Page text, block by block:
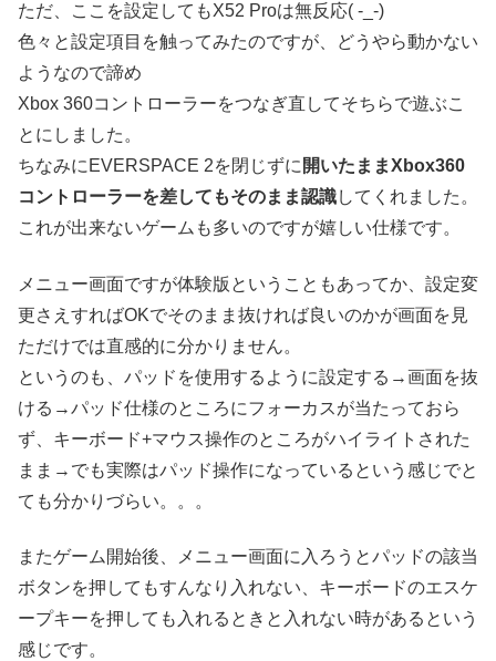
ただ、ここを設定してもX52 Proは無反応( -_-)
色々と設定項目を触ってみたのですが、どうやら動かない
ようなので諦め
Xbox 360コントローラーをつなぎ直してそちらで遊ぶこ
とにしました。
ちなみにEVERSPACE 2を閉じずに 開いたままXbox360
コントローラーを差してもそのまま認識してくれました。
これが出来ないゲームも多いのですが嬉しい仕様です。
メニュー画面ですが体験版ということもあってか、設定変
更さえすればOKでそのまま抜ければ良いのかが画面を見
ただけでは直感的に分かりません。
というのも、パッドを使用するように設定する→画面を抜
ける→パッド仕様のところにフォーカスが当たっておら
ず、キーボード+マウス操作のところがハイライトされた
まま→でも実際はパッド操作になっているという感じでと
ても分かりづらい。。。
またゲーム開始後、メニュー画面に入ろうとパッドの該当
ボタンを押してもすんなり入れない、キーボードのエスケ
ープキーを押しても入れるときと入れない時があるという
感じです。